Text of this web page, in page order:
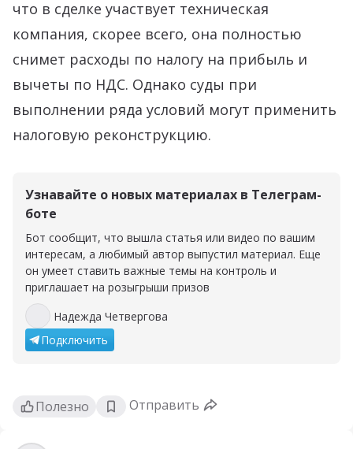
что в сделке участвует техническая
компания, скорее всего, она полностью
снимет расходы по налогу на прибыль и
вычеты по НДС. Однако суды при
выполнении ряда условий могут применить
налоговую реконструкцию.
Узнавайте о новых материалах в Телеграм-
боте
Бот сообщит, что вышла статья или видео по вашим
интересам, а любимый автор выпустил материал. Еще
он умеет ставить важные темы на контроль и
приглашает на розыгрыши призов
Надежда Четвергова
Надежда Четвергова
Подключить
Полезно Отправить